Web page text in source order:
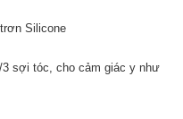
Silicone
3 sợi tóc, cho cảm giác y như